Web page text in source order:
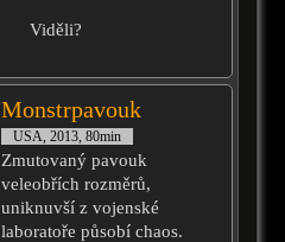
Viděli?
Monstrpavouk
USA, 2013, 80min
Zmutovaný pavouk
veleobřích rozměrů,
uniknuvší z vojenské
laboratoře působí chaos.